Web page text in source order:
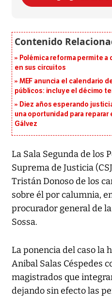
Polémica reforma permite a
en sus circuitos
MEF anuncia el calendario
públicos: incluye el décimo
Diez años esperando
una oportunidad para reparar
Gálvez
La Sala Segunda de los
Suprema de Justicia
Tristán Donoso de los
sobre él por calumnia,
procurador general de
Sossa.
La ponencia del caso la
Anibal Salas Céspedes
magistrados que
dejando sin efecto las